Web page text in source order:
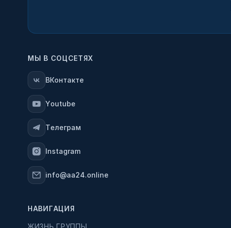
МЫ В СОЦСЕТЯХ
ВКонтакте
Youtube
Телеграм
Instagram
info@aa24.online
НАВИГАЦИЯ